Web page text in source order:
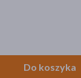
Do koszyka